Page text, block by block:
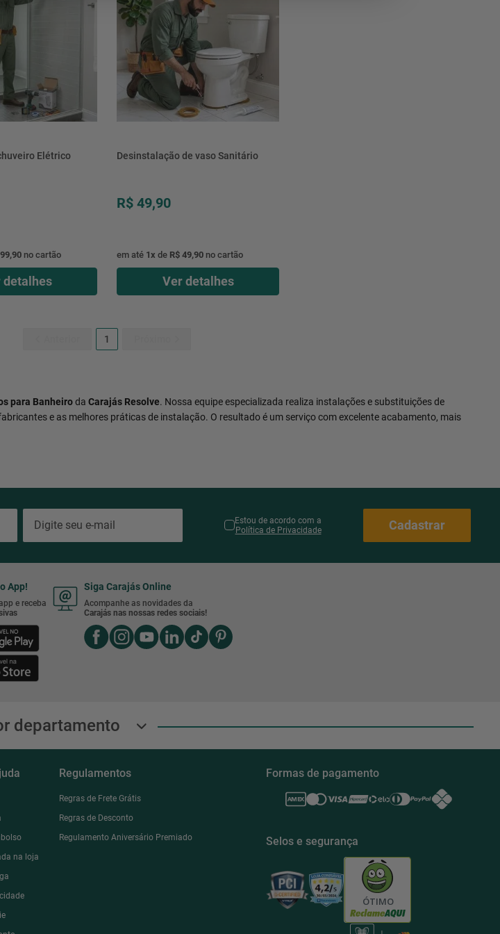
Elétrico
no cartão
detalhes
Desinstalação de vaso Sanitário
R$ 49,90
em até 1x de R$ 49,90no cartão
Ver detalhes
1
para Banheiroda Carajás Resolve. Nossa equipe especializada realiza instalações e substituições de
e as melhores práticas de instalação. O resultado é um serviço com excelente acabamento, mais
Estou de acordo com a
Política de Privacidade
Cadastrar
App!
e receba
Siga Carajás Online
Acompanhe as novidades da
Carajás nas nossas redes sociais!
departamento
na loja
Regulamentos
Regras de Frete Grátis
Regras de Desconto
Regulamento Aniversário Premiado
Formas de pagamento
Selos e segurança
ÓTIMO
9 mesa
condicionado